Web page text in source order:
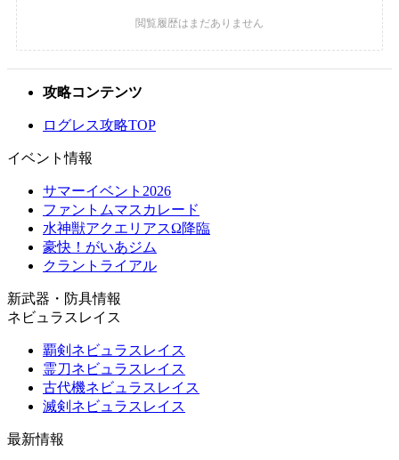
攻略コンテンツ
ログレス攻略TOP
イベント情報
サマーイベント2026
ファントムマスカレード
水神獣アクエリアスΩ降臨
豪快！がいあジム
クラントライアル
新武器・防具情報
ネビュラスレイス
覇剣ネビュラスレイス
霊刀ネビュラスレイス
古代機ネビュラスレイス
滅剣ネビュラスレイス
最新情報